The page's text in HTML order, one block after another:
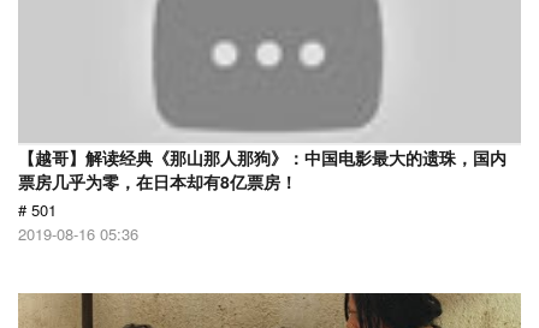
【越哥】解读经典《那山那人那狗》：中国电影最大的遗珠，国内
票房几乎为零，在日本却有8亿票房！
# 501
2019-08-16 05:36